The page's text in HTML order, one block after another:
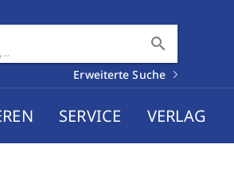
search
Erweiterte Suche
SERVICE VERLAG